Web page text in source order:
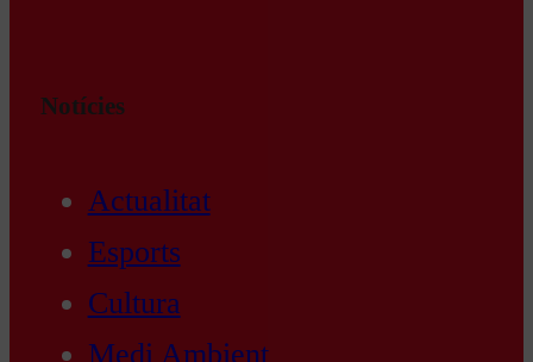
Notícies
Actualitat
Esports
Cultura
Medi Ambient